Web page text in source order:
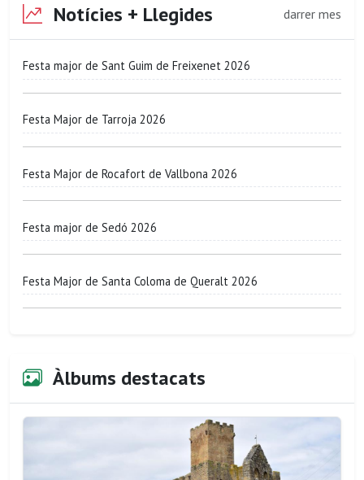
Notícies + Llegides darrer mes
Festa major de Sant Guim de Freixenet 2026
Festa Major de Tarroja 2026
Festa Major de Rocafort de Vallbona 2026
Festa major de Sedó 2026
Festa Major de Santa Coloma de Queralt 2026
Àlbums destacats